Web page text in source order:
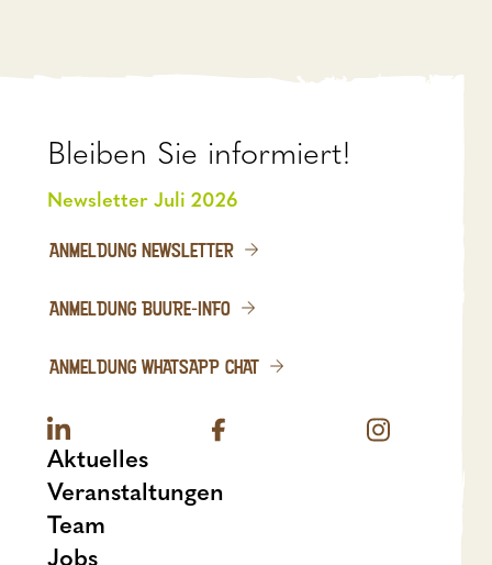
Aktuelles
Veranstaltungen
Team
Jobs
Bleiben Sie informiert!
Newsletter Juli 2026
ANMELDUNG NEWSLETTER
ANMELDUNG BUURE-INFO
ANMELDUNG WHATSAPP CHAT